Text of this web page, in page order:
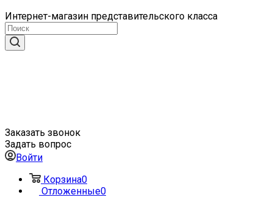
Интернет-магазин представительского класса
Заказать звонок
Задать вопрос
Войти
Корзина0
Отложенные0